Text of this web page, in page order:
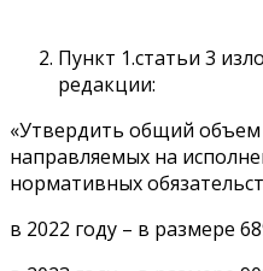
Пункт 1.статьи 3
редакции:
«Утвердить общий
направляемых на
нормативных
в 2022 году – в размере